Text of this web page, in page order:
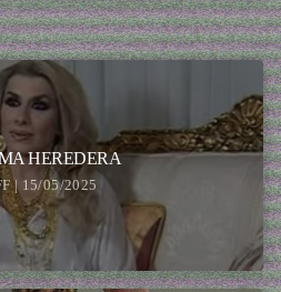
HEREDERA
| 15/05/2025